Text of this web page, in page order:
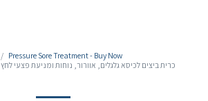
Pressure Sore Treatment - Buy Now
כרית ביצים לכיסא גלגלים, אוורור, נוחות ומניעת פצעי לחץ